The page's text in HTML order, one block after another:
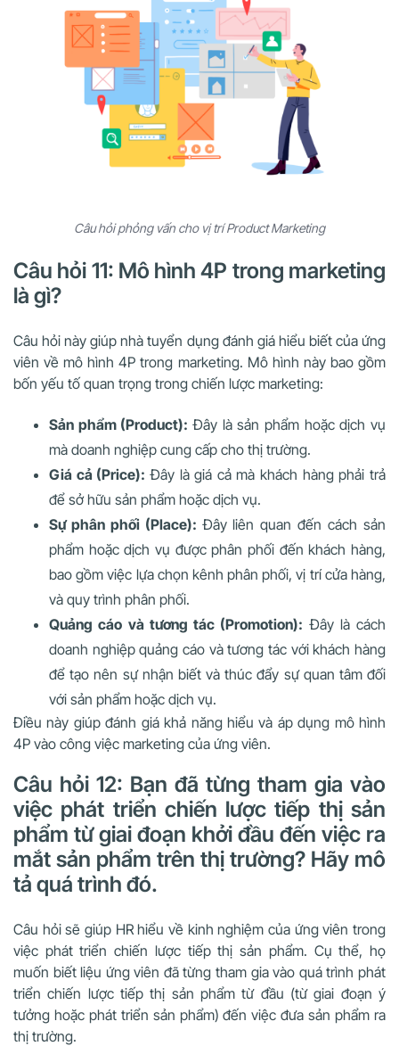
Câu hỏi phỏng vấn cho vị trí Product Marketing
Câu hỏi 11: Mô hình 4P trong marketing
là gì?
Câu hỏi này giúp nhà tuyển dụng đánh giá hiểu biết của ứng
viên về mô hình 4P trong marketing. Mô hình này bao gồm
bốn yếu tố quan trọng trong chiến lược marketing:
Sản phẩm (Product): Đây là sản phẩm hoặc dịch vụ
mà doanh nghiệp cung cấp cho thị trường.
Giá cả (Price): Đây là giá cả mà khách hàng phải trả
để sở hữu sản phẩm hoặc dịch vụ.
Sự phân phối (Place): Đây liên quan đến cách sản
phẩm hoặc dịch vụ được phân phối đến khách hàng,
bao gồm việc lựa chọn kênh phân phối, vị trí cửa hàng,
và quy trình phân phối.
Quảng cáo và tương tác (Promotion): Đây là cách
doanh nghiệp quảng cáo và tương tác với khách hàng
để tạo nên sự nhận biết và thúc đẩy sự quan tâm đối
với sản phẩm hoặc dịch vụ.
Điều này giúp đánh giá khả năng hiểu và áp dụng mô hình
4P vào công việc marketing của ứng viên.
Câu hỏi 12: Bạn đã từng tham gia vào
việc phát triển chiến lược tiếp thị sản
phẩm từ giai đoạn khởi đầu đến việc ra
mắt sản phẩm trên thị trường? Hãy mô
tả quá trình đó.
Câu hỏi sẽ giúp HR hiểu về kinh nghiệm của ứng viên trong
việc phát triển chiến lược tiếp thị sản phẩm. Cụ thể, họ
muốn biết liệu ứng viên đã từng tham gia vào quá trình phát
triển chiến lược tiếp thị sản phẩm từ đầu (từ giai đoạn ý
tưởng hoặc phát triển sản phẩm) đến việc đưa sản phẩm ra
thị trường.